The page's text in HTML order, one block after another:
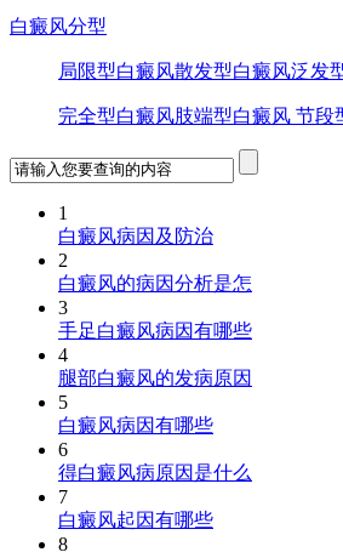
白癜风分型
局限型白癜风散发型白癜风泛发
完全型白癜风肢端型白癜风 节段
1
白癜风病因及防治
2
白癜风的病因分析是怎
3
手足白癜风病因有哪些
4
腿部白癜风的发病原因
5
白癜风病因有哪些
6
得白癜风病原因是什么
7
白癜风起因有哪些
8